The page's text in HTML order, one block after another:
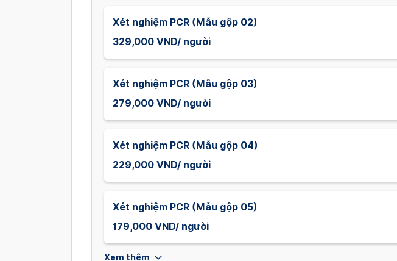
Xét nghiệm PCR (Mẫu gộp 02)
329,000 VND/ người
Xét nghiệm PCR (Mẫu gộp 03)
279,000 VND/ người
Xét nghiệm PCR (Mẫu gộp 04)
229,000 VND/ người
Xét nghiệm PCR (Mẫu gộp 05)
179,000 VND/ người
Xem thêm